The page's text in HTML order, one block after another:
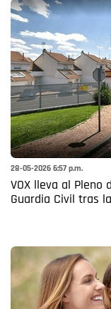
28-05-2026 6:57 p.m.
VOX lleva al Pleno
Guardia Civil tras